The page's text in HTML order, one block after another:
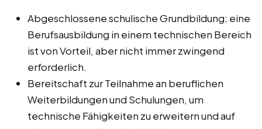
Abgeschlossene schulische Grundbildung; eine
Berufsausbildung in einem technischen Bereich
ist von Vorteil, aber nicht immer zwingend
erforderlich.
Bereitschaft zur Teilnahme an beruflichen
Weiterbildungen und Schulungen, um
technische Fähigkeiten zu erweitern und auf